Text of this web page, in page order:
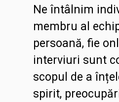
Ne întâlnim
membru al
persoană, fie
interviuri sunt
scopul de a
spirit,